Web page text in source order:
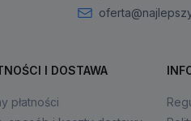
I DOSTAWA
płatności